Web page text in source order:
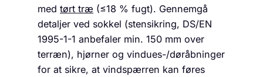
med tørt træ (≤18 % fugt). Gennemgå
detaljer ved sokkel (stensikring, DS/EN
1995-1-1 anbefaler min. 150 mm over
terræn), hjørner og vindues-/døråbninger
for at sikre, at vindspærren kan føres